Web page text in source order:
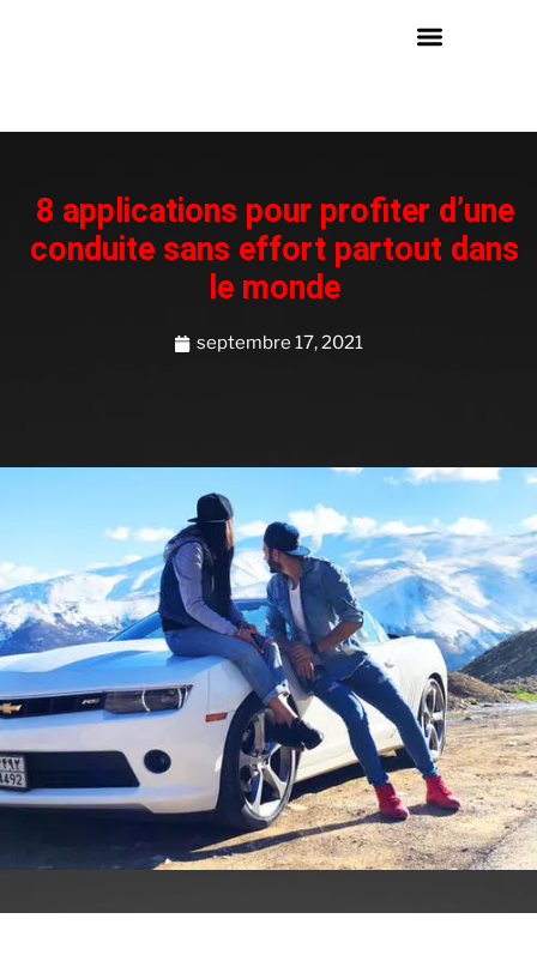
8 applications pour profiter d’une
conduite sans effort partout dans
le monde
septembre 17, 2021